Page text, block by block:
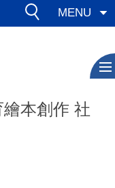
MENU
繪本創作 社